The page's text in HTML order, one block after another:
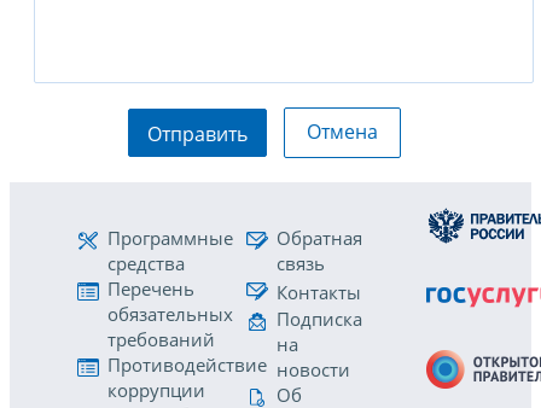
Отправить Отмена
Программные
средства
Перечень
обязательных
требований
Противодействие
коррупции
Обратная
связь
Контакты
Подписка
на
новости
Об